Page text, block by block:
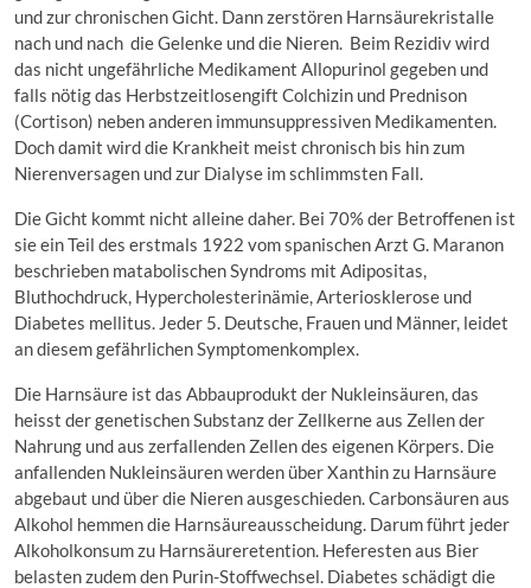
und zur chronischen Gicht. Dann zerstören Harnsäurekristalle
nach und nach die Gelenke und die Nieren. Beim Rezidiv wird
das nicht ungefährliche Medikament Allopurinol gegeben und
falls nötig das Herbstzeitlosengift Colchizin und Prednison
(Cortison) neben anderen immunsuppressiven Medikamenten.
Doch damit wird die Krankheit meist chronisch bis hin zum
Nierenversagen und zur Dialyse im schlimmsten Fall.
Die Gicht kommt nicht alleine daher. Bei 70% der Betroffenen ist
sie ein Teil des erstmals 1922 vom spanischen Arzt G. Maranon
beschrieben matabolischen Syndroms mit Adipositas,
Bluthochdruck, Hypercholesterinämie, Arteriosklerose und
Diabetes mellitus. Jeder 5. Deutsche, Frauen und Männer, leidet
an diesem gefährlichen Symptomenkomplex.
Die Harnsäure ist das Abbauprodukt der Nukleinsäuren, das
heisst der genetischen Substanz der Zellkerne aus Zellen der
Nahrung und aus zerfallenden Zellen des eigenen Körpers. Die
anfallenden Nukleinsäuren werden über Xanthin zu Harnsäure
abgebaut und über die Nieren ausgeschieden. Carbonsäuren aus
Alkohol hemmen die Harnsäureausscheidung. Darum führt jeder
Alkoholkonsum zu Harnsäureretention. Heferesten aus Bier
belasten zudem den Purin-Stoffwechsel. Diabetes schädigt die